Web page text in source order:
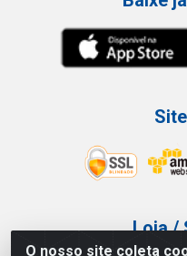
O nosso site coleta
Loja /